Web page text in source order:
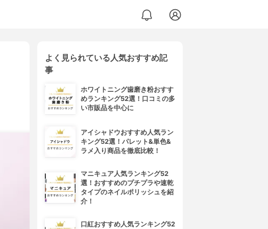
よく見られている人気おすすめ記
事
ホワイトニング歯磨き粉おすす
めランキング52選！口コミの多
い市販品を中心に
アイシャドウおすすめ人気ラン
キング52選！パレット&単色&
ラメ入り商品を徹底比較！
マニキュア人気ランキング52
選！おすすめのプチプラや速乾
タイプのネイルポリッシュを紹
介！
口紅おすすめ人気ランキング52